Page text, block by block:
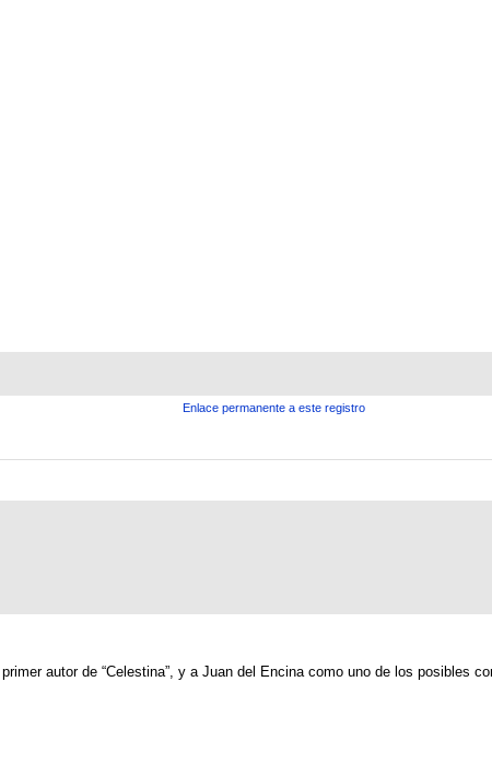
Enlace permanente a este registro
autor de “Celestina”, y a Juan del Encina como uno de los posibles